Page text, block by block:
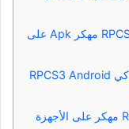
خطوات تحميل وتثبيت محاكي RPCS3 Android مهكر Apk على
قائمة بأفضل ألعاب PS3 المتوافقة مع محاكي RPCS3 Android
كيفية تحسين أداء محاكي RPCS3 Android مهكر على الأجهزة